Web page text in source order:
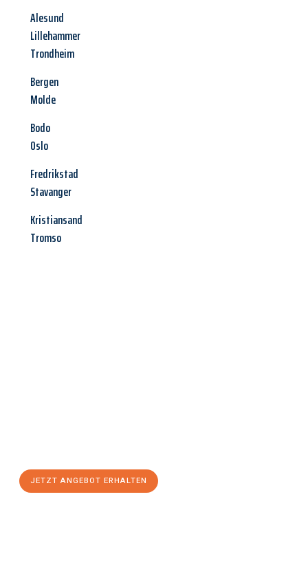
Alesund
Lillehammer
Trondheim
Bergen
Molde
Bodo
Oslo
Fredrikstad
Stavanger
Kristiansand
Tromso
JETZT ANGEBOT ERHALTEN